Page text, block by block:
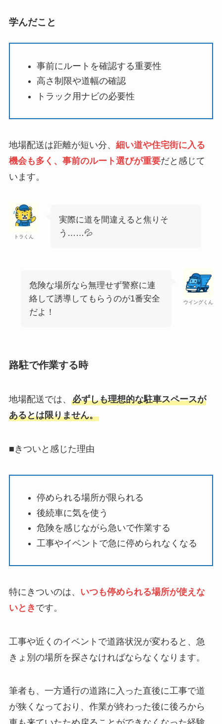
学んだこと
事前にルートを確認する重要性
高さ制限や道幅の確認
トラック用ナビの必要性
地場配送は距離が短い分、 細い道や住宅街に入る
機会も多く、事前のルート選びが重要だと感じて
います。
トラくん
実際に道を間違えると焦りそ
う……💦
ウイングくん
危険な場所なら無理せず警察に連
絡して誘導してもらうのが1番安全
だよ！
路駐で作業する時
地場配送では、 必ずしも理想的な駐車スペースが
あるとは限りません。
■きついと感じた理由
停められる場所が限られる
後続車に気を使う
危険を感じながら急いで作業する
工事やイベントで急に停められなくなる
特にきついのは、 いつも停められる場所が使えな
いとき です。
工事や近くのイベントで道路状況が変わると、急
きょ別の場所を探さなければならなくなります。
筆者も、一方通行の道路に入った直後に工事で道
が狭くなっており、作業が終わった後に後ろから